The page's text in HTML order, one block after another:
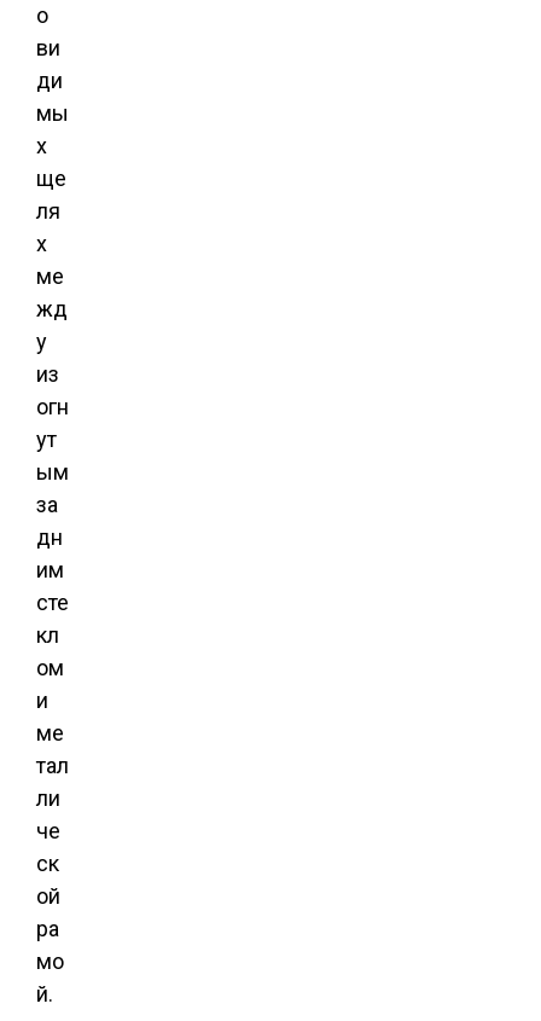
о
ви
ди
мы
х
ще
ля
х
ме
жд
у
из
огн
ут
ым
за
дн
им
сте
кл
ом
и
ме
тал
ли
че
ск
ой
ра
мо
й.